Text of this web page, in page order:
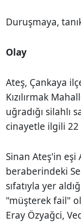
Duruşmaya,
Olay
Ateş, Çankaya
Kızılırmak
uğradığı silahlı
cinayetle ilgili 22
Sinan Ateş'in eşi
beraberindeki
sıfatıyla yer
"müşterek fail"
Eray Özyağci,